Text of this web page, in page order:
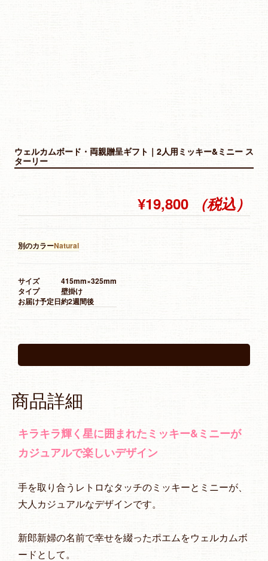
ウェルカムボード・両親贈呈ギフト｜2人用ミッキー&ミニー ス
ターリー
¥19,800 （税込）
別のカラーNatural
サイズ
415mm×325mm
タイプ
壁掛け
お届け予定日約2週間後
商品詳細
キラキラ輝く星に囲まれたミッキー&ミニーが
カジュアルで楽しいデザイン
手を取り合うレトロなタッチのミッキーとミニーが、
大人カジュアルなデザインです。
新郎新婦の名前で幸せを綴ったポエムをウェルカムボ
ードとして。